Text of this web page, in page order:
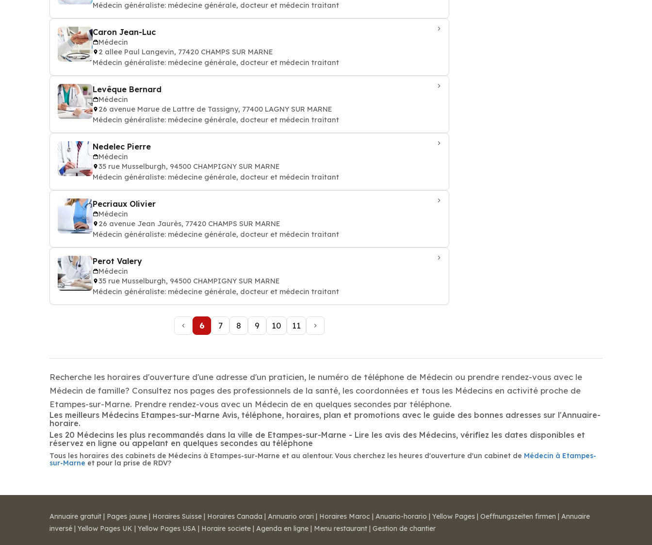
Médecin généraliste: médecine générale, docteur et médecin traitant
Caron Jean-Luc
Médecin
2 allee Paul Langevin, 77420 CHAMPS SUR MARNE
Médecin généraliste: médecine générale, docteur et médecin traitant
Levêque Bernard
Médecin
26 avenue Marue de Lattre de Tassigny, 77400 LAGNY SUR MARNE
Médecin généraliste: médecine générale, docteur et médecin traitant
Nedelec Pierre
Médecin
35 rue Musselburgh, 94500 CHAMPIGNY SUR MARNE
Médecin généraliste: médecine générale, docteur et médecin traitant
Pecriaux Olivier
Médecin
26 avenue Jean Jaurès, 77420 CHAMPS SUR MARNE
Médecin généraliste: médecine générale, docteur et médecin traitant
Perot Valery
Médecin
35 rue Musselburgh, 94500 CHAMPIGNY SUR MARNE
Médecin généraliste: médecine générale, docteur et médecin traitant
6 7 8 9 10 11
Recherche les horaires d'ouverture d'une adresse d'un praticien, le numéro de téléphone de Médecin ou prendre rendez-vous avec le
Médecin de famille? Consultez nos pages des professionnels de la santé, les coordonnées et tous les Médecins en activité proche de
Etampes-sur-Marne. Prendre rendez-vous avec un Médecin de en quelques secondes par téléphone.
Les meilleurs Médecins Etampes-sur-Marne Avis, téléphone, horaires, plan et promotions avec le guide des bonnes adresses sur l'Annuaire-
horaire.
Les 20 Médecins les plus recommandés dans la ville de Etampes-sur-Marne - Lire les avis des Médecins, vérifiez les dates disponibles et
réservez en ligne ou appelant en quelques secondes au téléphone
Tous les horaires des cabinets de Médecins à Etampes-sur-Marne et au alentour. Vous cherchez les heures d'ouverture d'un cabinet de Médecin à Etampes-
sur-Marne et pour la prise de RDV?
Annuaire gratuit | Pages jaune | Horaires Suisse | Horaires Canada | Annuario orari | Horaires Maroc | Anuario-horario | Yellow Pages | Oeffnungszeiten firmen | Annuaire
inversé | Yellow Pages UK | Yellow Pages USA | Horaire societe | Agenda en ligne | Menu restaurant | Gestion de chantier